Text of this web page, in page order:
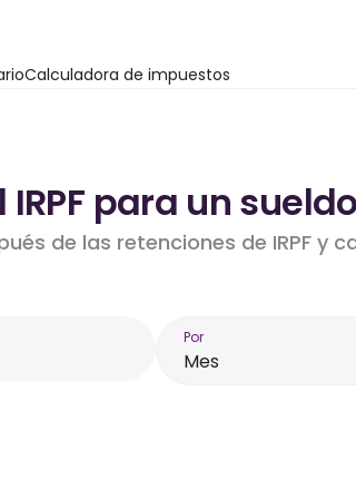
Calculadora de impuestos
para un
de las retenciones de IRPF y
Por
Mes